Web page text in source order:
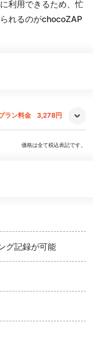
利用できるため、忙
れるのがchocoZAP
ラン料金 3,278円
価格は全て税込表記です。
グ記録が可能